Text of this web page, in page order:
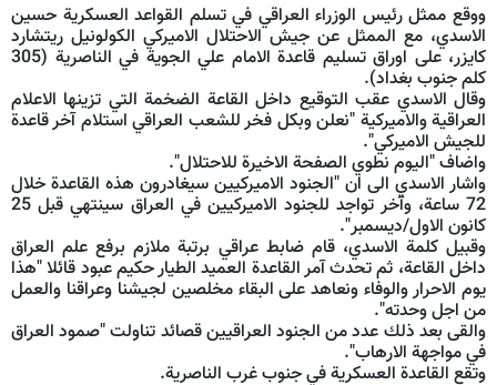
ووقع ممثل رئيس الوزراء العراقي في تسلم القواعد العسكرية حسين
الاسدي، مع الممثل عن جيش الاحتلال الاميركي الكولونيل ريتشارد
كايزر، على اوراق تسليم قاعدة الامام علي الجوية في الناصرية (305
كلم جنوب بغداد).
وقال الاسدي عقب التوقيع داخل القاعة الضخمة التي تزينها الاعلام
العراقية والاميركية "نعلن وبكل فخر للشعب العراقي استلام آخر قاعدة
للجيش الاميركي".
واضاف "اليوم نطوي الصفحة الاخيرة للاحتلال".
واشار الاسدي الى ان "الجنود الاميركيين سيغادرون هذه القاعدة خلال
72 ساعة، وآخر تواجد للجنود الاميركيين في العراق سينتهي قبل 25
كانون الاول/ديسمبر".
وقبيل كلمة الاسدي، قام ضابط عراقي برتبة ملازم برفع علم العراق
داخل القاعة، ثم تحدث آمر القاعدة العميد الطيار حكيم عبود قائلا "هذا
يوم الاحرار والوفاء ونعاهد على البقاء مخلصين لجيشنا وعراقنا والعمل
من اجل وحدته".
والقى بعد ذلك عدد من الجنود العراقيين قصائد تناولت "صمود العراق
في مواجهة الارهاب".
وتقع القاعدة العسكرية في جنوب غرب الناصرية.